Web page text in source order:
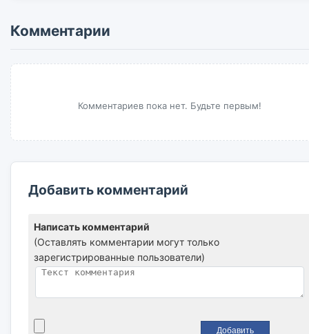
Комментарии
Комментариев пока нет. Будьте первым!
Добавить комментарий
Написать комментарий
(Оставлять комментарии могут только
зарегистрированные пользователи)